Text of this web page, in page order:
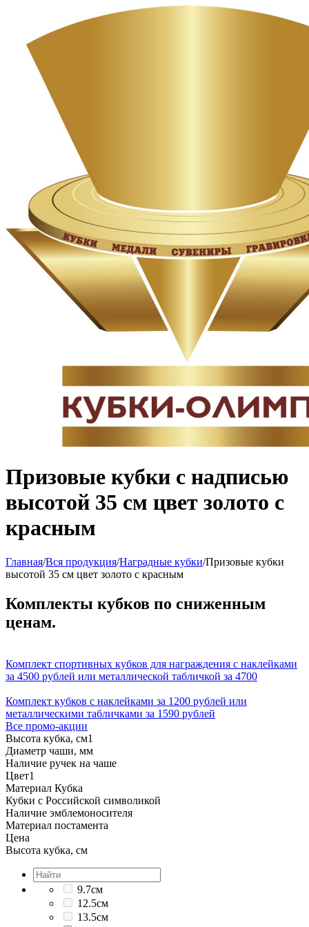
Призовые кубки с надписью
высотой 35 см цвет золото с
красным
Главная/Вся продукция/Наградные кубки/Призовые кубки
высотой 35 см цвет золото с красным
Комплекты кубков по сниженным
ценам.
Комплект спортивных кубков для награждения с наклейками
за 4500 рублей или металлической табличкой за 4700
Комплект кубков с наклейками за 1200 рублей или
металлическими табличками за 1590 рублей
Все промо-акции
Высота кубка, см1
Диаметр чаши, мм
Наличие ручек на чаше
Цвет1
Материал Кубка
Кубки с Российской символикой
Наличие эмблемоносителя
Материал постамента
Цена
Высота кубка, см
9.7см
12.5см
13.5см